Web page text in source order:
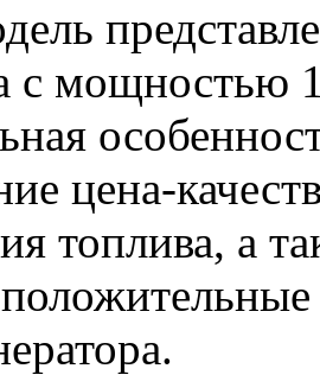
с мощностью
цена-
топлива, а